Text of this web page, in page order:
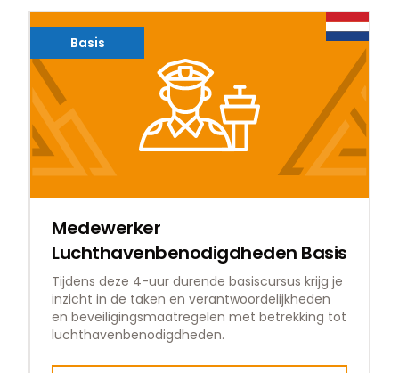
Basis
Medewerker
Luchthavenbenodigdheden Basis
Tijdens deze 4-uur durende basiscursus krijg je
inzicht in de taken en verantwoordelijkheden
en beveiligingsmaatregelen met betrekking tot
luchthavenbenodigdheden.